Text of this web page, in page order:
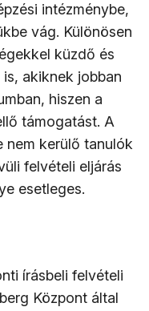
intézménybe,
vág. Különösen
küzdő és
akiknek jobban
hiszen a
támogatást. A
nem kerülő tanulók
felvételi eljárás
esetleges.
írásbeli felvételi
Központ által